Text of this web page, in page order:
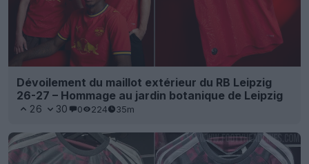
Dévoilement du maillot extérieur du RB Leipzig
26-27 – Hommage au jardin botanique de Leipzig
26 30 0 224 35m